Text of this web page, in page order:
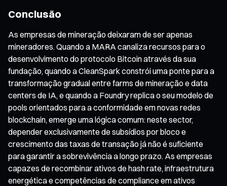
Conclusão
As empresas de mineração deixaram de ser apenas
mineradores. Quando a MARA canaliza recursos para o
desenvolvimento do protocolo Bitcoin através da sua
fundação, quando a CleanSpark constrói uma ponte para a
transformação gradual entre farms de mineração e data
centers de IA, e quando a Foundry replica o seu modelo de
pools orientados para a conformidade em novas redes
blockchain, emerge uma lógica comum: neste sector,
depender exclusivamente de subsídios por bloco e
crescimento das taxas de transação já não é suficiente
para garantir a sobrevivência a longo prazo. As empresas
capazes de recombinar ativos de hash rate, infraestrutura
energética e competências de compliance em ativos